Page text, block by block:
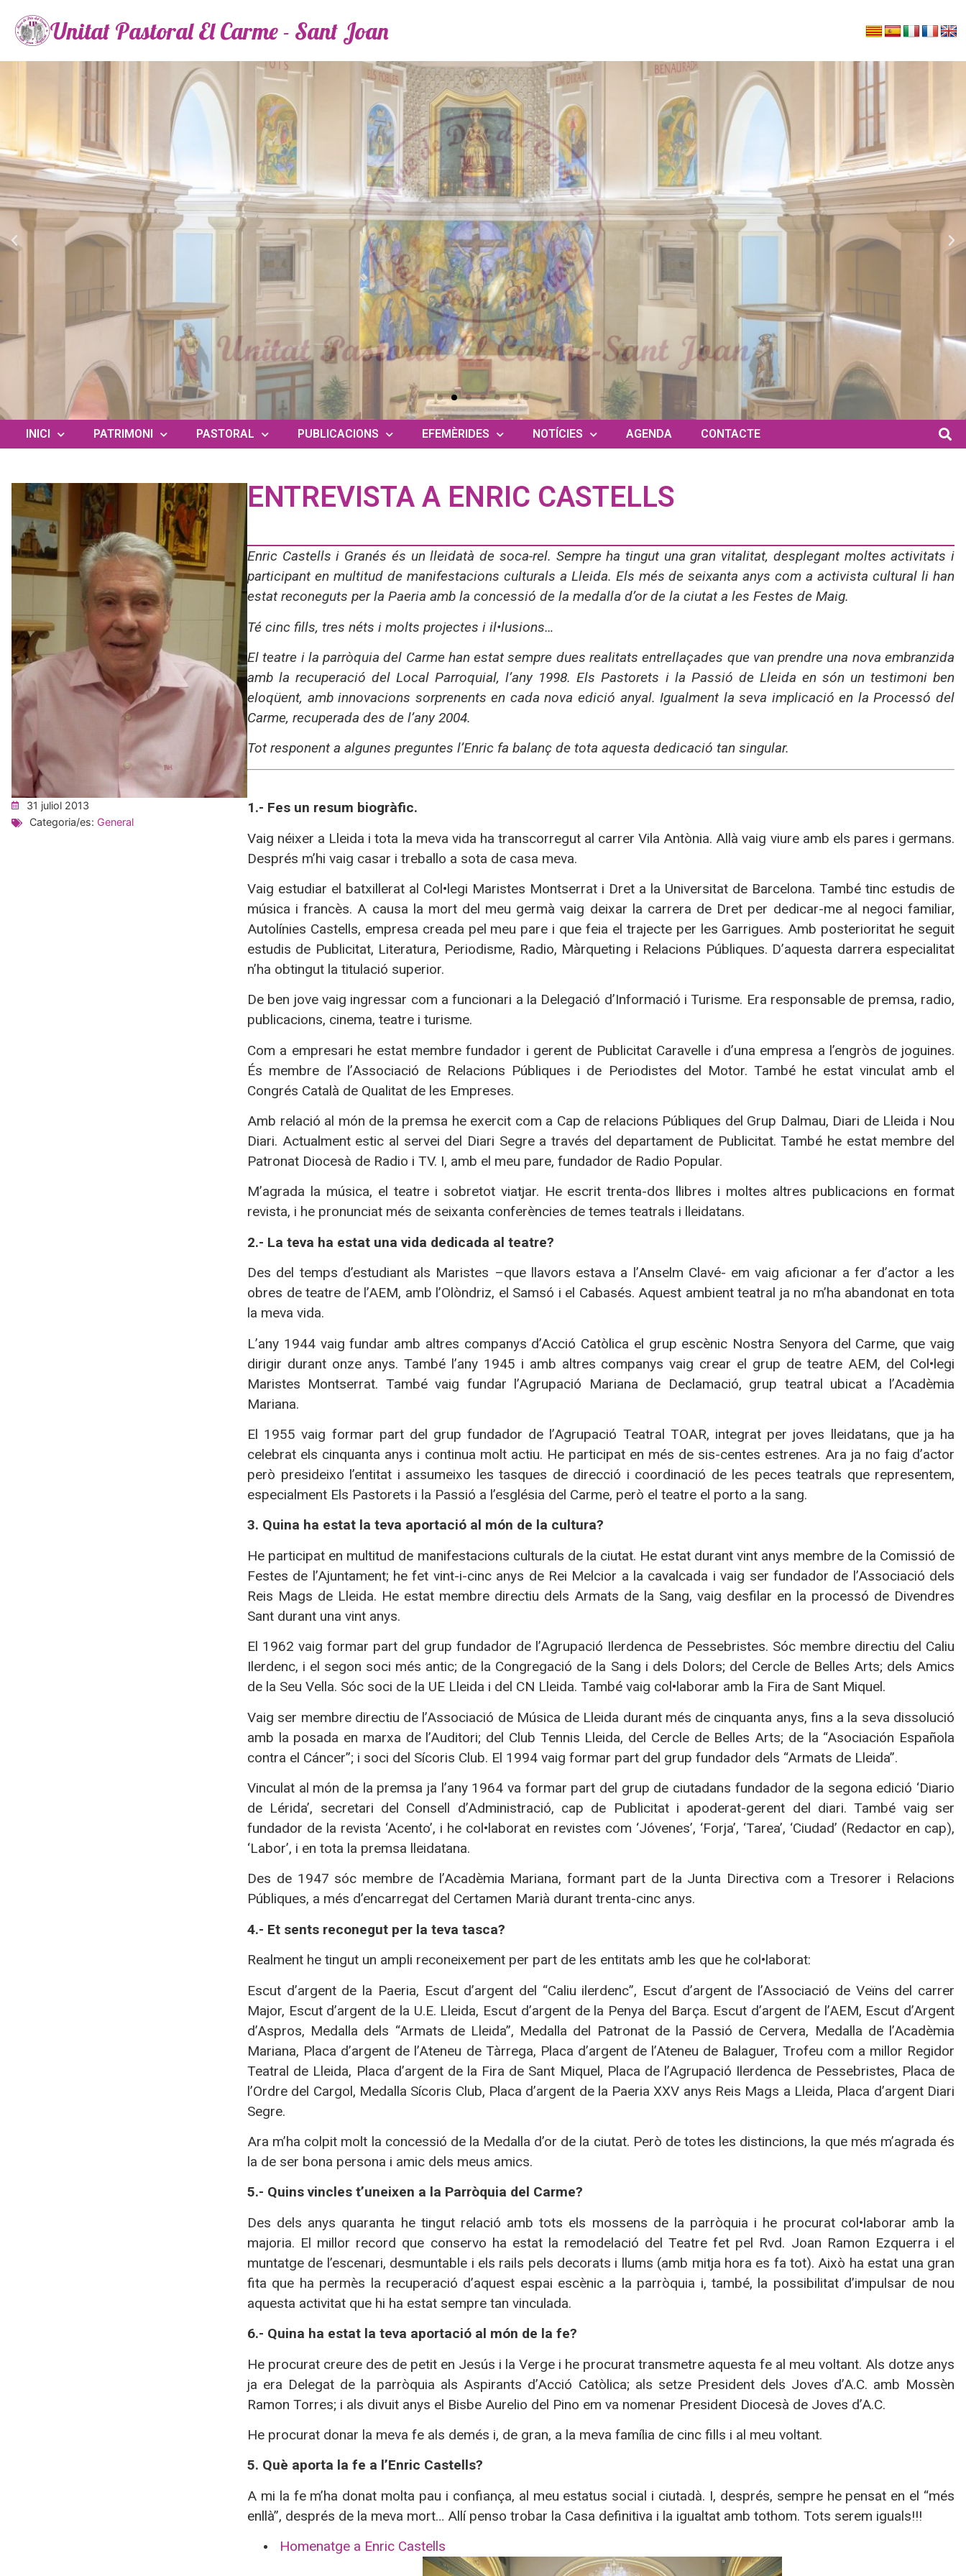
Unitat Pastoral El Carme - Sant Joan
INICI PATRIMONI PASTORAL PUBLICACIONS EFEMÈRIDES NOTÍCIES AGENDA CONTACTE
31 juliol 2013
Categoria/es: General
ENTREVISTA A ENRIC CASTELLS
Enric Castells i Granés és un lleidatà de soca-rel. Sempre ha tingut una gran vitalitat, desplegant moltes activitats i
participant en multitud de manifestacions culturals a Lleida. Els més de seixanta anys com a activista cultural li han
estat reconeguts per la Paeria amb la concessió de la medalla d’or de la ciutat a les Festes de Maig.
Té cinc fills, tres néts i molts projectes i il•lusions…
El teatre i la parròquia del Carme han estat sempre dues realitats entrellaçades que van prendre una nova embranzida
amb la recuperació del Local Parroquial, l’any 1998. Els Pastorets i la Passió de Lleida en són un testimoni ben
eloqüent, amb innovacions sorprenents en cada nova edició anyal. Igualment la seva implicació en la Processó del
Carme, recuperada des de l’any 2004.
Tot responent a algunes preguntes l’Enric fa balanç de tota aquesta dedicació tan singular.
1.- Fes un resum biogràfic.
Vaig néixer a Lleida i tota la meva vida ha transcorregut al carrer Vila Antònia. Allà vaig viure amb els pares i germans.
Després m’hi vaig casar i treballo a sota de casa meva.
Vaig estudiar el batxillerat al Col•legi Maristes Montserrat i Dret a la Universitat de Barcelona. També tinc estudis de
música i francès. A causa la mort del meu germà vaig deixar la carrera de Dret per dedicar-me al negoci familiar,
Autolínies Castells, empresa creada pel meu pare i que feia el trajecte per les Garrigues. Amb posterioritat he seguit
estudis de Publicitat, Literatura, Periodisme, Radio, Màrqueting i Relacions Públiques. D’aquesta darrera especialitat
n’ha obtingut la titulació superior.
De ben jove vaig ingressar com a funcionari a la Delegació d’Informació i Turisme. Era responsable de premsa, radio,
publicacions, cinema, teatre i turisme.
Com a empresari he estat membre fundador i gerent de Publicitat Caravelle i d’una empresa a l’engròs de joguines.
És membre de l’Associació de Relacions Públiques i de Periodistes del Motor. També he estat vinculat amb el
Congrés Català de Qualitat de les Empreses.
Amb relació al món de la premsa he exercit com a Cap de relacions Públiques del Grup Dalmau, Diari de Lleida i Nou
Diari. Actualment estic al servei del Diari Segre a través del departament de Publicitat. També he estat membre del
Patronat Diocesà de Radio i TV. I, amb el meu pare, fundador de Radio Popular.
M’agrada la música, el teatre i sobretot viatjar. He escrit trenta-dos llibres i moltes altres publicacions en format
revista, i he pronunciat més de seixanta conferències de temes teatrals i lleidatans.
2.- La teva ha estat una vida dedicada al teatre?
Des del temps d’estudiant als Maristes –que llavors estava a l’Anselm Clavé- em vaig aficionar a fer d’actor a les
obres de teatre de l’AEM, amb l’Olòndriz, el Samsó i el Cabasés. Aquest ambient teatral ja no m’ha abandonat en tota
la meva vida.
L’any 1944 vaig fundar amb altres companys d’Acció Catòlica el grup escènic Nostra Senyora del Carme, que vaig
dirigir durant onze anys. També l’any 1945 i amb altres companys vaig crear el grup de teatre AEM, del Col•legi
Maristes Montserrat. També vaig fundar l’Agrupació Mariana de Declamació, grup teatral ubicat a l’Acadèmia
Mariana.
El 1955 vaig formar part del grup fundador de l’Agrupació Teatral TOAR, integrat per joves lleidatans, que ja ha
celebrat els cinquanta anys i continua molt actiu. He participat en més de sis-centes estrenes. Ara ja no faig d’actor
però presideixo l’entitat i assumeixo les tasques de direcció i coordinació de les peces teatrals que representem,
especialment Els Pastorets i la Passió a l’església del Carme, però el teatre el porto a la sang.
3. Quina ha estat la teva aportació al món de la cultura?
He participat en multitud de manifestacions culturals de la ciutat. He estat durant vint anys membre de la Comissió de
Festes de l’Ajuntament; he fet vint-i-cinc anys de Rei Melcior a la cavalcada i vaig ser fundador de l’Associació dels
Reis Mags de Lleida. He estat membre directiu dels Armats de la Sang, vaig desfilar en la processó de Divendres
Sant durant una vint anys.
El 1962 vaig formar part del grup fundador de l’Agrupació Ilerdenca de Pessebristes. Sóc membre directiu del Caliu
Ilerdenc, i el segon soci més antic; de la Congregació de la Sang i dels Dolors; del Cercle de Belles Arts; dels Amics
de la Seu Vella. Sóc soci de la UE Lleida i del CN Lleida. També vaig col•laborar amb la Fira de Sant Miquel.
Vaig ser membre directiu de l’Associació de Música de Lleida durant més de cinquanta anys, fins a la seva dissolució
amb la posada en marxa de l’Auditori; del Club Tennis Lleida, del Cercle de Belles Arts; de la “Asociación Española
contra el Cáncer”; i soci del Sícoris Club. El 1994 vaig formar part del grup fundador dels “Armats de Lleida”.
Vinculat al món de la premsa ja l’any 1964 va formar part del grup de ciutadans fundador de la segona edició ‘Diario
de Lérida’, secretari del Consell d’Administració, cap de Publicitat i apoderat-gerent del diari. També vaig ser
fundador de la revista ‘Acento’, i he col•laborat en revistes com ‘Jóvenes’, ‘Forja’, ‘Tarea’, ‘Ciudad’ (Redactor en cap),
‘Labor’, i en tota la premsa lleidatana.
Des de 1947 sóc membre de l’Acadèmia Mariana, formant part de la Junta Directiva com a Tresorer i Relacions
Públiques, a més d’encarregat del Certamen Marià durant trenta-cinc anys.
4.- Et sents reconegut per la teva tasca?
Realment he tingut un ampli reconeixement per part de les entitats amb les que he col•laborat:
Escut d’argent de la Paeria, Escut d’argent del “Caliu ilerdenc”, Escut d’argent de l’Associació de Veïns del carrer
Major, Escut d’argent de la U.E. Lleida, Escut d’argent de la Penya del Barça. Escut d’argent de l’AEM, Escut d’Argent
d’Aspros, Medalla dels “Armats de Lleida”, Medalla del Patronat de la Passió de Cervera, Medalla de l’Acadèmia
Mariana, Placa d’argent de l’Ateneu de Tàrrega, Placa d’argent de l’Ateneu de Balaguer, Trofeu com a millor Regidor
Teatral de Lleida, Placa d’argent de la Fira de Sant Miquel, Placa de l’Agrupació Ilerdenca de Pessebristes, Placa de
l’Ordre del Cargol, Medalla Sícoris Club, Placa d’argent de la Paeria XXV anys Reis Mags a Lleida, Placa d’argent Diari
Segre.
Ara m’ha colpit molt la concessió de la Medalla d’or de la ciutat. Però de totes les distincions, la que més m’agrada és
la de ser bona persona i amic dels meus amics.
5.- Quins vincles t’uneixen a la Parròquia del Carme?
Des dels anys quaranta he tingut relació amb tots els mossens de la parròquia i he procurat col•laborar amb la
majoria. El millor record que conservo ha estat la remodelació del Teatre fet pel Rvd. Joan Ramon Ezquerra i el
muntatge de l’escenari, desmuntable i els rails pels decorats i llums (amb mitja hora es fa tot). Això ha estat una gran
fita que ha permès la recuperació d’aquest espai escènic a la parròquia i, també, la possibilitat d’impulsar de nou
aquesta activitat que hi ha estat sempre tan vinculada.
6.- Quina ha estat la teva aportació al món de la fe?
He procurat creure des de petit en Jesús i la Verge i he procurat transmetre aquesta fe al meu voltant. Als dotze anys
ja era Delegat de la parròquia als Aspirants d’Acció Catòlica; als setze President dels Joves d’A.C. amb Mossèn
Ramon Torres; i als divuit anys el Bisbe Aurelio del Pino em va nomenar President Diocesà de Joves d’A.C.
He procurat donar la meva fe als demés i, de gran, a la meva família de cinc fills i al meu voltant.
5. Què aporta la fe a l’Enric Castells?
A mi la fe m’ha donat molta pau i confiança, al meu estatus social i ciutadà. I, després, sempre he pensat en el “més
enllà”, després de la meva mort… Allí penso trobar la Casa definitiva i la igualtat amb tothom. Tots serem iguals!!!
Homenatge a Enric Castells